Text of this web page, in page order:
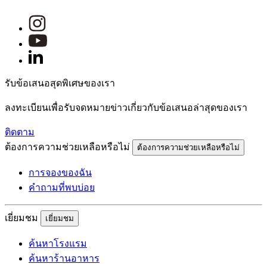
รับข้อเสนอสุดพิเศษของเรา
ลงทะเบียนเพื่อรับจดหมายข่าวเกี่ยวกับข้อเสนอล่าสุดของเรา
ติดตาม
ต้องการความช่วยเหลือหรือไม่
ต้องการความช่วยเหลือหรือไม่
การจองของฉัน
คำถามที่พบบ่อย
เยี่ยมชม เยี่ยมชม
ค้นหาโรงแรม
ค้นหาร้านอาหาร